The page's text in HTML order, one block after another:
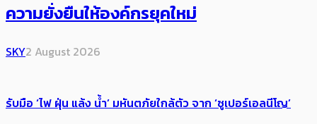
ความยั่งยืนให้องค์กรยุคใหม่
SKY2 August 2026
รับมือ ‘ไฟ ฝุ่น แล้ง น้ำ’ มหันตภัยใกล้ตัว จาก ‘ซูเปอร์เอลนีโญ’